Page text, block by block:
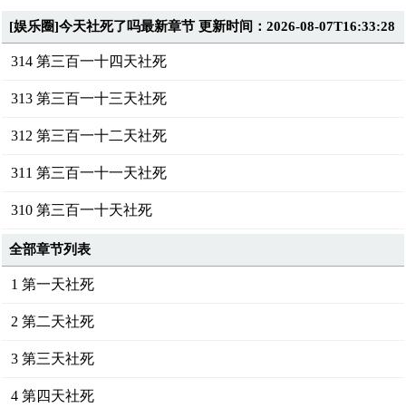
[娱乐圈]今天社死了吗最新章节 更新时间：2026-08-07T16:33:28
314 第三百一十四天社死
313 第三百一十三天社死
312 第三百一十二天社死
311 第三百一十一天社死
310 第三百一十天社死
全部章节列表
1 第一天社死
2 第二天社死
3 第三天社死
4 第四天社死